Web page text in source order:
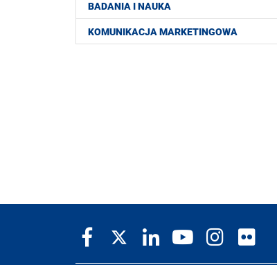
BADANIA I NAUKA
KOMUNIKACJA MARKETINGOWA